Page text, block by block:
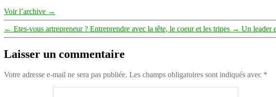
Voir l’archive →
← Etes-vous artrepreneur ? Entreprendre avec la tête, le coeur et les tripes → Un leader
Laisser un commentaire
Votre adresse e-mail ne sera pas publiée. Les champs obligatoires sont indiqués avec *